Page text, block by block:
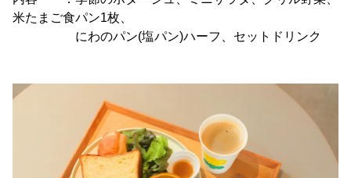
米たまご食パン1枚、
にわのパン(塩パン)ハーフ、セットドリンク